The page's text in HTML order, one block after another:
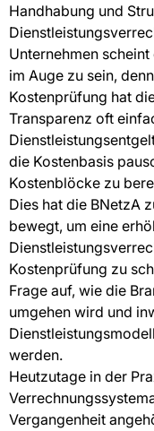
Handhabung und
Unternehmen
im Auge zu sein,
Kostenprüfung hat
Transparenz oft
die Kostenbasis
Kostenblöcke zu
Dies hat die BNetzA
bewegt, um eine
Kostenprüfung zu
Frage auf, wie die
umgehen wird und
werden.
Heutzutage in der
Vergangenheit